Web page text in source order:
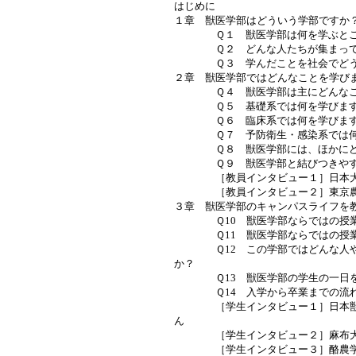
はじめに
１章 獣医学部はどういう学部ですか
Ｑ１ 獣医学部は何を学ぶとこ
Ｑ２ どんな人たちが集まって
Ｑ３ 学んだことを社会でどう
２章 獣医学部ではどんなことを学び
Ｑ４ 獣医学部は主にどんなこ
Ｑ５ 基礎系では何を学びます
Ｑ６ 臨床系では何を学びます
Ｑ７ 予防衛生・感染系では何
Ｑ８ 獣医学部には、ほかにどの
Ｑ９ 獣医学部と結びつきやすい
［教員インタビュー１］日本
［教員インタビュー２］東京農
３章 獣医学部のキャンパスライフを
Ｑ10 獣医学部ならではの授業
Ｑ11 獣医学部ならではの授業
Ｑ12 この学部ではどんな人や
か？
Ｑ13 獣医学部の学生の一日を
Ｑ14 入学から卒業までの流れ
［学生インタビュー１］日本獣
ん
［学生インタビュー２］麻布
［学生インタビュー３］酪農学